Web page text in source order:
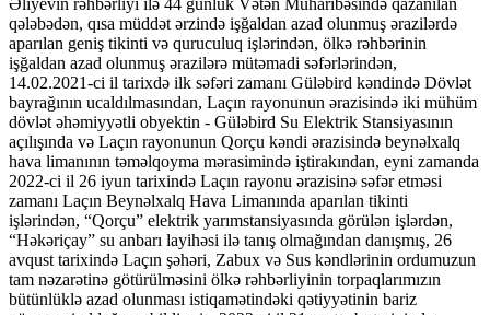
qələbədən, qısa müddət ərzində işğaldan azad olunmuş ərazilərdə
aparılan geniş tikinti və quruculuq işlərindən, ölkə rəhbərinin
işğaldan azad olunmuş ərazilərə mütəmadi səfərlərindən,
14.02.2021-ci il tarixdə ilk səfəri zamanı Güləbird kəndində Dövlət
bayrağının ucaldılmasından, Laçın rayonunun ərazisində iki mühüm
dövlət əhəmiyyətli obyektin - Güləbird Su Elektrik Stansiyasının
açılışında və Laçın rayonunun Qorçu kəndi ərazisində beynəlxalq
hava limanının təməlqoyma mərasimində iştirakından, eyni zamanda
2022-ci il 26 iyun tarixində Laçın rayonu ərazisinə səfər etməsi
zamanı Laçın Beynəlxalq Hava Limanında aparılan tikinti
işlərindən, “Qorçu” elektrik yarımstansiyasında görülən işlərdən,
“Həkəriçay” su anbarı layihəsi ilə tanış olmağından danışmış, 26
avqust tarixində Laçın şəhəri, Zabux və Sus kəndlərinin ordumuzun
tam nəzarətinə götürülməsini ölkə rəhbərliyinin torpaqlarımızın
bütünlüklə azad olunması istiqamətindəki qətiyyətinin bariz